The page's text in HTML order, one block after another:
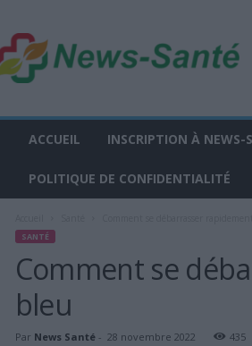
ACCUEIL INSCRIPTION À NEWS-
POLITIQUE DE CONFIDENTIALITÉ
SANTÉ
Comment se
bleu
Par News Santé- 28 novembre 2022 435